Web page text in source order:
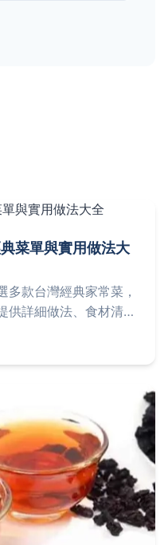
菜單與實用做法大
多款台灣經典家常菜，
供詳細做法、食材清單
，都能輕鬆學會，讓